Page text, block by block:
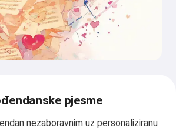
pjesme
nezaboravnim uz personaliziranu